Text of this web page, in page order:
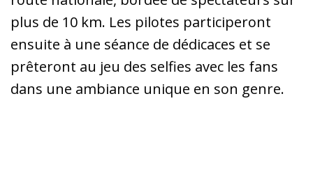
plus de 10 km. Les pilotes participeront
ensuite à une séance de dédicaces et se
prêteront au jeu des selfies avec les fans
dans une ambiance unique en son genre.